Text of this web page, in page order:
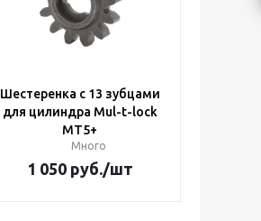
Шестеренка с 13 зубцами
для цилиндра Mul-t-lock
MT5+
Много
1 050руб./шт